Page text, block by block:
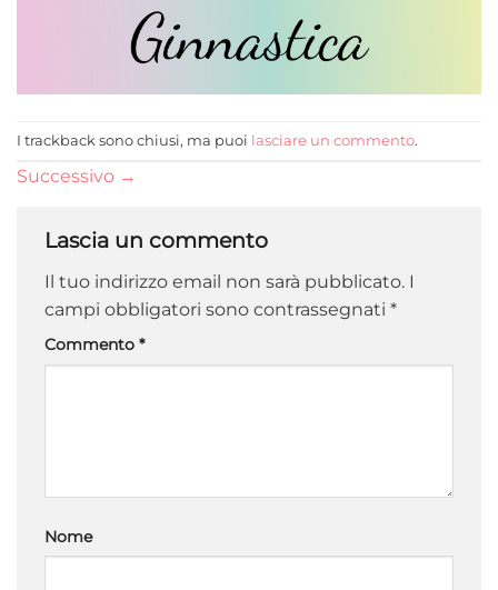
I trackback sono chiusi, ma puoi lasciare un commento.
Successivo →
Lascia un commento
Il tuo indirizzo email non sarà pubblicato. I
campi obbligatori sono contrassegnati *
Commento *
Nome